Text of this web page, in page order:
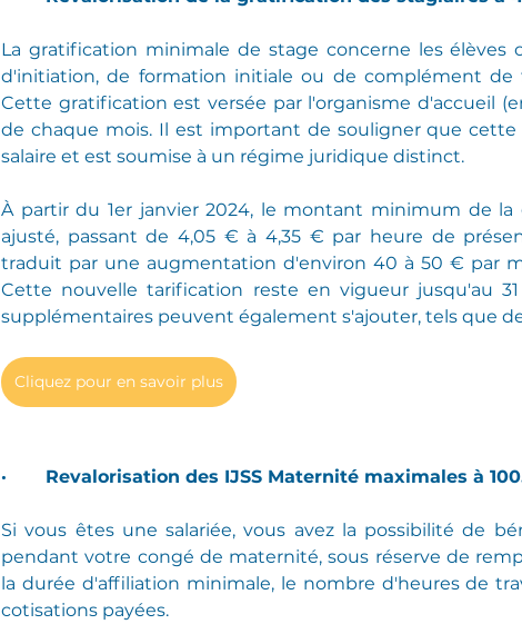
La gratification minimale de stage concerne les
d'initiation, de formation initiale ou de complément de
Cette gratification est versée par l'organisme d'accueil
de chaque mois. Il est important de souligner que
salaire et est soumise à un régime juridique distinct.
À partir du 1er janvier 2024, le montant minimum de
ajusté, passant de 4,05 € à 4,35 € par heure de
traduit par une augmentation d'environ 40 à 50 € par
Cette nouvelle tarification reste en vigueur jusqu'au
supplémentaires peuvent également s'ajouter, tels que
Cliquez pour en savoir plus
·       Revalorisation des IJSS Maternité maximales à
Si vous êtes une salariée, vous avez la possibilité de
pendant votre congé de maternité, sous réserve de
la durée d'affiliation minimale, le nombre d'heures de
cotisations payées.